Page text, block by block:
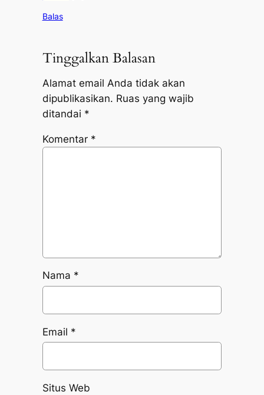
Balas
Tinggalkan Balasan
Alamat email Anda tidak akan
dipublikasikan. Ruas yang wajib
ditandai *
Komentar *
Nama *
Email *
Situs Web